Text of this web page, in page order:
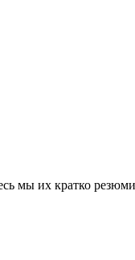
мы их кратко